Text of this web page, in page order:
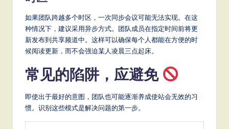
如果团队跨越多个时区，一次同步会议可能无法实现。在这
种情况下，建议采用异步方式。团队成员在指定时间前将更
新发布到共享频道中。这样可以确保每个人都能在方便的时
候阅读更新，而不会强迫某人凌晨三点起床。
常见的陷阱，应避免
即使出于最好的意图，团队也可能逐渐养成使站会无效的习
惯。识别这些模式是解决问题的第一步。